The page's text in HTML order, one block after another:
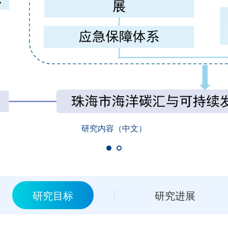
研究内容（中文）
研究目标 研究进展